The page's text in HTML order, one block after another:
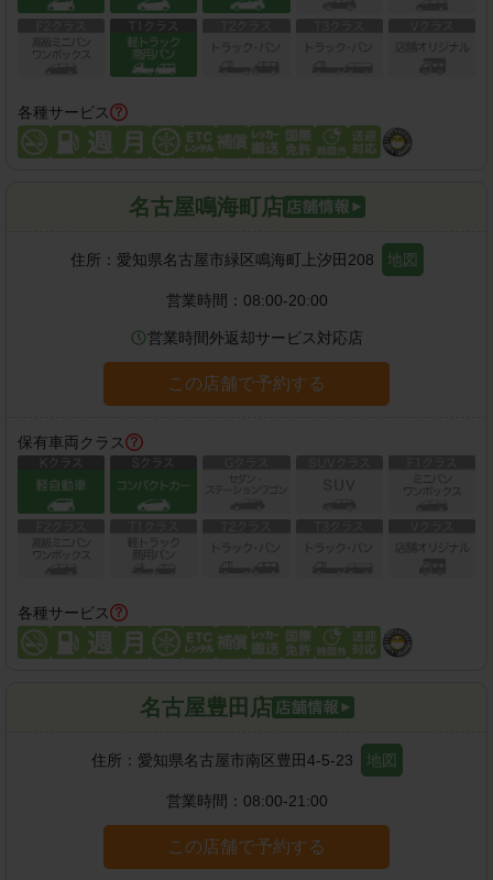
各種サービス
名古屋鳴海町店
住所： 愛知県名古屋市緑区鳴海町上汐田208 地図
営業時間： 08:00-20:00
営業時間外返却サービス対応店
この店舗で予約する
保有車両クラス
各種サービス
名古屋豊田店
住所： 愛知県名古屋市南区豊田4-5-23 地図
営業時間： 08:00-21:00
この店舗で予約する